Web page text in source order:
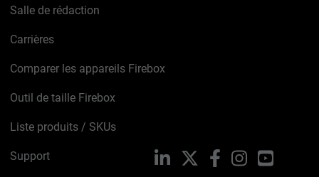
Salle de rédaction
Carrières
Comparer les appareils Firebox
Outil de taille Firebox
Liste produits / SKUs
Support LinkedIn FacebookInstagramYouTube